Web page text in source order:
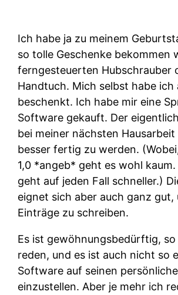
Ich habe ja zu meinem
so tolle Geschenke bekommen
ferngesteuerten Hubschrauber
Handtuch. Mich selbst habe ich
beschenkt. Ich habe mir eine
Software gekauft. Der
bei meiner nächsten
besser fertig zu werden.
1,0 *angeb* geht es wohl
geht auf jeden Fall schneller.)
eignet sich aber auch ganz gut,
Einträge zu schreiben.
Es ist gewöhnungsbedürftig,
reden, und es ist auch nicht so
Software auf seinen
einzustellen. Aber je mehr ich